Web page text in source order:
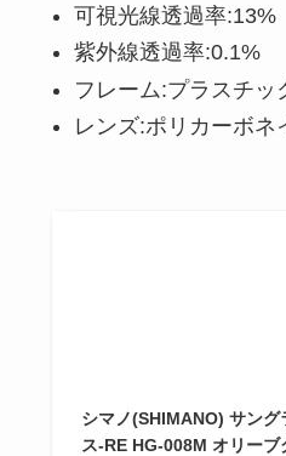
可視光線透過率:13%
紫外線透過率:0.1%
フレーム:プラスチッ
レンズ:ポリカーボネ
シマノ(SHIMANO) サング
ス-RE HG-008M オリーブ